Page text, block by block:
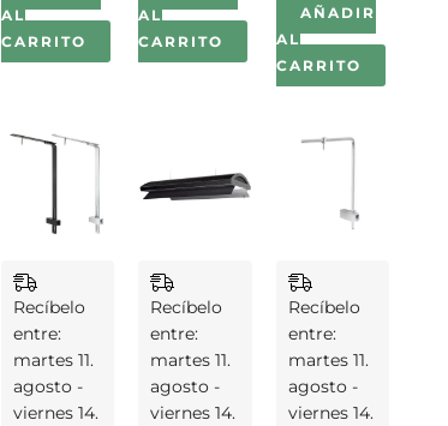
AL
CARRITO
AL
CARRITO
AÑADIR
AL
CARRITO
Recíbelo
entre:
martes 11.
agosto -
viernes 14.
Recíbelo
entre:
martes 11.
agosto -
viernes 14.
Recíbelo
entre:
martes 11.
agosto -
viernes 14.